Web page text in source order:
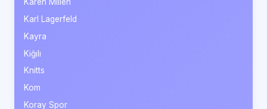
Karen Millen
Karl Lagerfeld
Kayra
Kiğılı
Knitts
Kom
Koray Spor